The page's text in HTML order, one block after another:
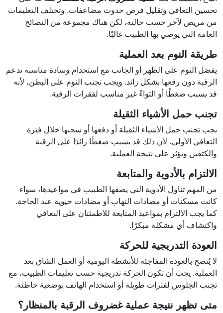
تحسين التعافي وتقليل فرص حدوث مضاعفات. وتختلف التعليمات
من مريض لآخر حسب حالته، لكن هناك مجموعة من النصائح
العامة التي يوصي بها الطبيب غالبًا.
طريقة النوم بعد العملية
يفضل النوم على الظهر أو الجانب مع استخدام وسادة مناسبة تدعم
الرقبة دون رفعها بشكل زائد. ويجب تجنب النوم على البطن، لأنه
قد يسبب ضغطًا أو التواءً غير مناسب لفقرات الرقبة.
تجنب حمل الأشياء الثقيلة
يجب تجنب حمل الأشياء الثقيلة أو دفعها أو سحبها خلال فترة
التعافي الأولى، لأن ذلك قد يسبب ضغطًا زائدًا على الرقبة
والكتفين ويؤثر على نتيجة العملية.
الالتزام بالأدوية والمتابعة
من المهم تناول الأدوية التي يصفها الطبيب في مواعيدها، سواء
كانت مسكنات أو مضادات التهاب أو مضادات حيوية عند الحاجة.
كما يجب الالتزام بمواعيد المتابعة للاطمئنان على التعافي
واكتشاف أي مشكلة مبكرًا.
العودة التدريجية للحركة
لا يُنصح بالعودة المفاجئة للأنشطة اليومية أو العمل الشاق بعد
العملية. يجب أن تكون الحركة تدريجية حسب تعليمات الطبيب، مع
تجنب الجلوس لفترات طويلة أو استخدام الهاتف بوضعية خاطئة.
متى تظهر نتيجة عملية غضروف الرقبة بالمنظار؟